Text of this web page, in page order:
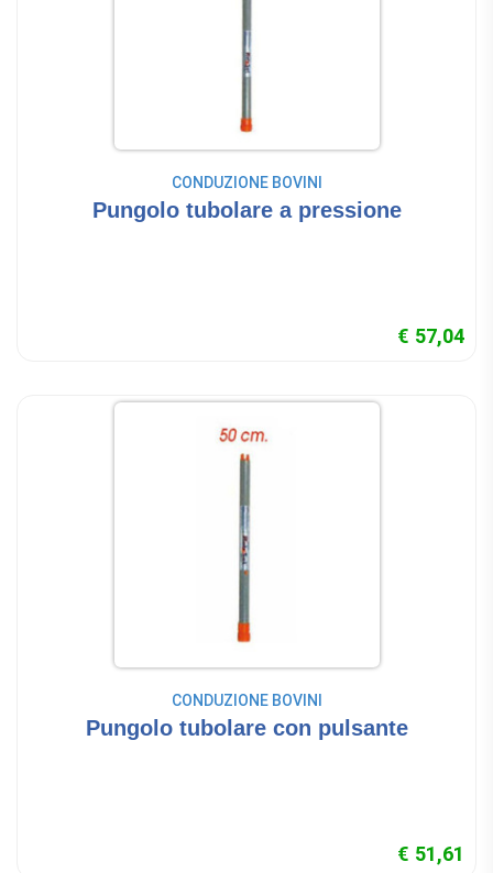
CONDUZIONE BOVINI
Pungolo tubolare a pressione
€ 57,04
CONDUZIONE BOVINI
Pungolo tubolare con pulsante
€ 51,61